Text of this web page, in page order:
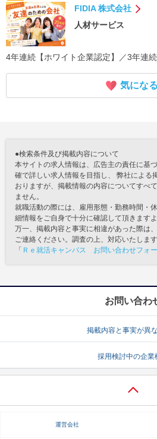
FIDIA 株式会社
人材サービス
4年連続【ホワイト企業認定】／3年連
気になる
●検索条件及び掲載内容について
本サイトの求人情報は、広告主の責任に基
確で詳しい求人情報を目指し、 弊社による
おりますが、掲載情報の内容についてすべ
ません。
就職活動の際には、雇用形態・勤務時間・
細情報をご自身で十分に確認して頂きます
万一、掲載内容と事実に相違があった際は
ご連絡ください。調査の上、対応いたします
「 Ｒｅ就活キャンパス お問い合わせフォ
お問い合わ
掲載内容と事実が異
採用検討中の企業
運営会社